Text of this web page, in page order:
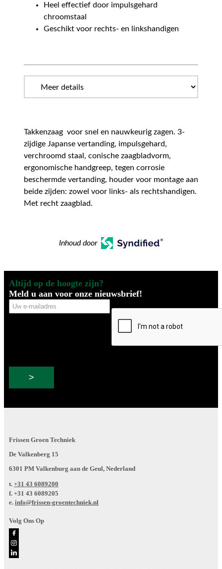
Heel effectief door impulsgehard
chroomstaal
Geschikt voor rechts- en linkshandigen
Takkenzaag voor snel en nauwkeurig zagen. 3-
zijdige Japanse vertanding, impulsgehard,
verchroomd staal, conische zaagbladvorm,
ergonomische handgreep, tegen corrosie
beschermde vertanding, houder voor montage aan
beide zijden: zowel voor links- als rechtshandigen.
Met recht zaagblad.
Inhoud door
Altijd op de hoogte zijn?
Meld u aan voor onze nieuwsbrief!
Uw
e-
Frissen Groen Techniek
De Valkenberg 15
6301 PM Valkenburg aan de Geul, Nederland
t. +31 43 6089200
f. +31 43 6089205
e. info@frissen-groentechniek.nl
Volg Ons Op